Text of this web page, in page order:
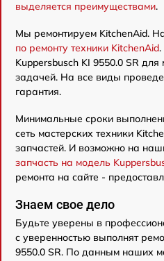
выделяется преимуществами.
Мы ремонтируем KitchenAid.
по ремонту техники KitchenAid.
Kuppersbusch KI 9550.0 SR
задачей. На все виды
гарантия.
Минимальные сроки
сеть мастерских техники
запчастей. И возможно на
запчасть на модель
ремонта на сайте -
Знаем свое дело
Будьте уверены в
с уверенностью выполнят
9550.0 SR. По данным наших